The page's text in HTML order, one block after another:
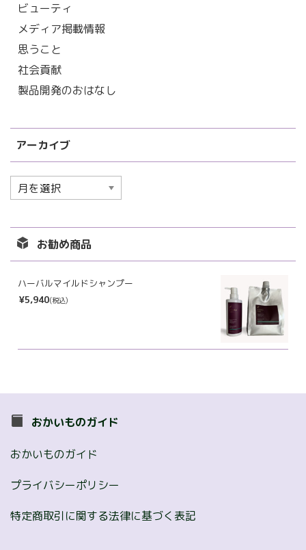
ビューティ
メディア掲載情報
思うこと
社会貢献
製品開発のおはなし
アーカイブ
ア
ー
イ
ブ
お勧め商品
ハーバルマイルドシャンプー
¥5,940(税込)
おかいものガイド
おかいものガイド
プライバシーポリシー
特定商取引に関する法律に基づく表記